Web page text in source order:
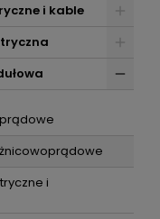
i kable
i